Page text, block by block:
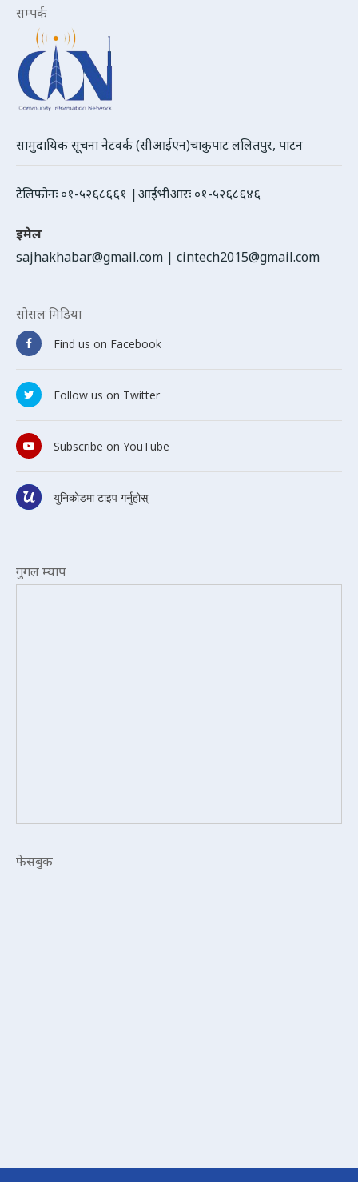
सम्पर्क
सामुदायिक सूचना नेटवर्क (सीआईएन)चाकुपाट ललितपुर, पाटन
टेलिफोनः ०१-५२६८६६१ |आईभीआरः ०१-५२६८६४६
इमेल
sajhakhabar@gmail.com | cintech2015@gmail.com
सोसल मिडिया
Find us on Facebook
Follow us on Twitter
Subscribe on YouTube
युनिकोडमा टाइप गर्नुहोस्
गुगल म्याप
फेसबुक